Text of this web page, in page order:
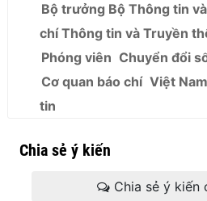
Bộ trưởng Bộ Thông tin
chí Thông tin và Truyền
Phóng viên Chuyển đổi
Cơ quan báo chí Việt Nam
tin
Chia sẻ ý kiến
Chia sẻ ý kiến